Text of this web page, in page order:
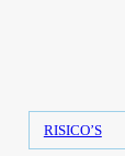
RISICO’S